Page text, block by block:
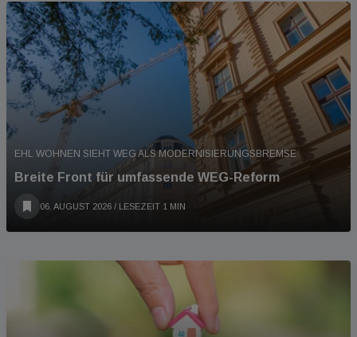
EHL WOHNEN SIEHT WEG ALS MODERNISIERUNGSBREMSE
Breite Front für umfassende WEG-Reform
06. AUGUST 2026 / LESEZEIT 1 MIN